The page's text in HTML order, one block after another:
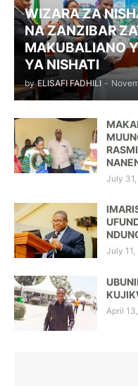
WIZARA ZA
NA ZANZIBAR
MAKUBALIANO
YA NISHATI
by ELISAFI FADHILI -
July
July
April